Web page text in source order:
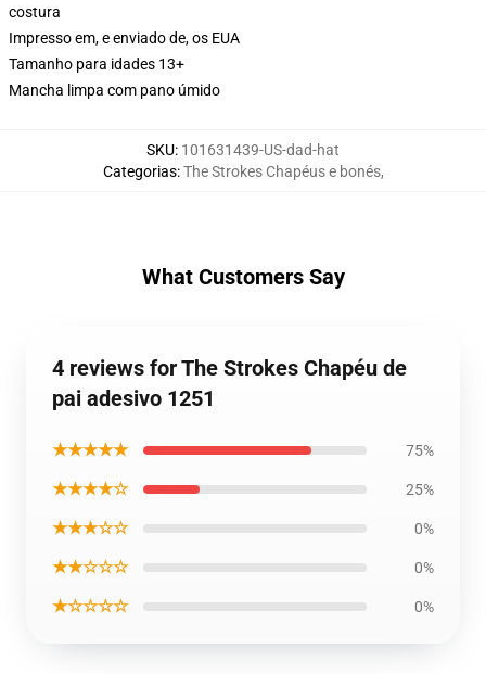
costura
Impresso em, e enviado de, os EUA
Tamanho para idades 13+
Mancha limpa com pano úmido
SKU: 101631439-US-dad-hat
Categorias:The Strokes Chapéus e bonés,
What Customers Say
4 reviews for The Strokes Chapéu de
pai adesivo 1251
★★★★★ 75%
★★★★☆ 25%
★★★☆☆ 0%
★★☆☆☆ 0%
★☆☆☆☆ 0%